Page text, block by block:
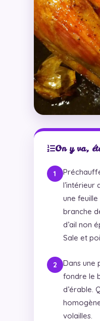
On y va,
l’intérieur
une
branche
d’ail non
Sale et
Dans une
fondre le
d’érable.
volailles.